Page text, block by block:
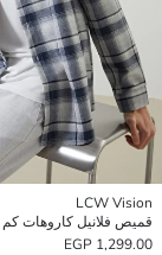
LCW Vision
قميص فلانيل كاروهات
1,299.00 EGP